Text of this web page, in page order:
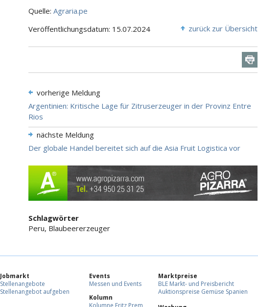
Quelle: Agraria.pe
Veröffentlichungsdatum: 15.07.2024
zurück zur Übersicht
vorherige Meldung
Argentinien: Kritische Lage für Zitruserzeuger in der Provinz Entre
Rios
nächste Meldung
Der globale Handel bereitet sich auf die Asia Fruit Logistica vor
Schlagwörter
Peru, Blaubeererzeuger
Jobmarkt
Stellenangebote
Stellenangebot aufgeben
Events
Messen und Events
Kolumn
Kolumne Fritz Prem
Marktpreise
BLE Markt- und Preisbericht
Auktionspreise Gemüse Spanien